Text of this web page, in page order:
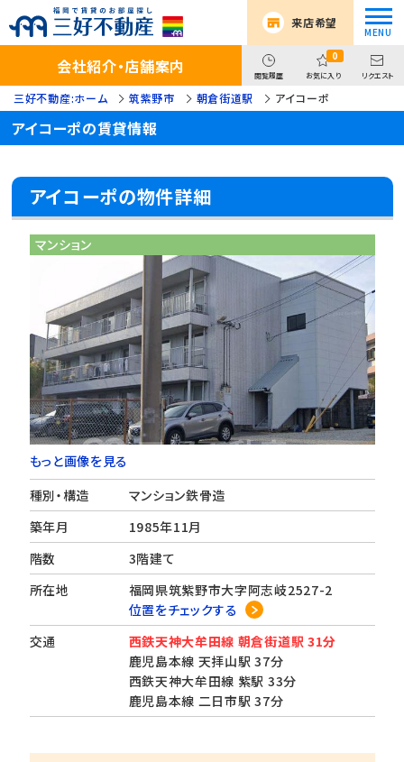
来店希望
会社紹介・店舗案内 閲覧履歴
0
お気に入り リクエスト
三好不動産:ホーム 筑紫野市 朝倉街道駅 アイコーポ
アイコーポの賃貸情報
アイコーポの物件詳細
マンション
もっと画像を見る
種別・構造
マンション鉄骨造
築年月
1985年11月
階数
3階建て
所在地
福岡県筑紫野市大字阿志岐2527-2
位置をチェックする
交通
西鉄天神大牟田線 朝倉街道駅 31分
鹿児島本線 天拝山駅 37分
西鉄天神大牟田線 紫駅 33分
鹿児島本線 二日市駅 37分